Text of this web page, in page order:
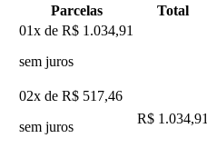
Parcelas
Total
01x de R$ 1.034,91
sem juros
02x de R$ 517,46
sem juros
R$ 1.034,91